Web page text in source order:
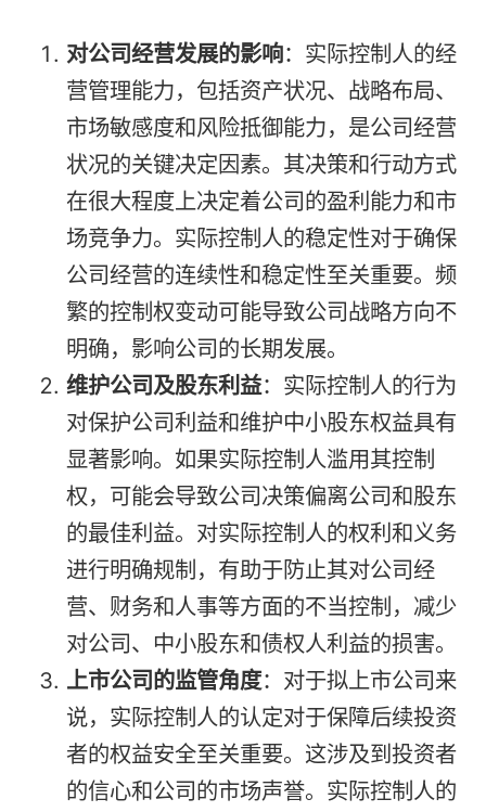
对公司经营发展的影响：实际控制人的经
营管理能力，包括资产状况、战略布局、
市场敏感度和风险抵御能力，是公司经营
状况的关键决定因素。其决策和行动方式
在很大程度上决定着公司的盈利能力和市
场竞争力。实际控制人的稳定性对于确保
公司经营的连续性和稳定性至关重要。频
繁的控制权变动可能导致公司战略方向不
明确，影响公司的长期发展。
维护公司及股东利益：实际控制人的行为
对保护公司利益和维护中小股东权益具有
显著影响。如果实际控制人滥用其控制
权，可能会导致公司决策偏离公司和股东
的最佳利益。对实际控制人的权利和义务
进行明确规制，有助于防止其对公司经
营、财务和人事等方面的不当控制，减少
对公司、中小股东和债权人利益的损害。
上市公司的监管角度：对于拟上市公司来
说，实际控制人的认定对于保障后续投资
者的权益安全至关重要。这涉及到投资者
的信心和公司的市场声誉。实际控制人的